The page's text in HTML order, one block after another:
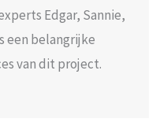
Edgar, Sannie,
een belangrijke
van dit project.